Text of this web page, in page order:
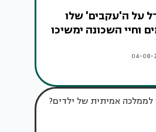
על ה'עקבים' שלו
וחיי השכונה ימשיכו
04-08-